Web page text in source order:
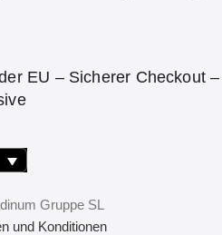
EU – Sicherer Checkout –
Gruppe SL
und Konditionen